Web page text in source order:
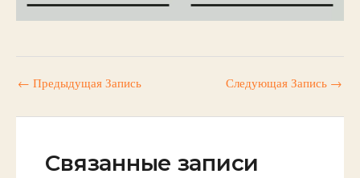
← Предыдущая Запись Следующая Запись →
Связанные записи